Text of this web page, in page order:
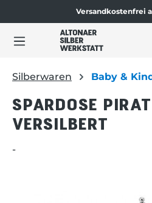
Zum Produktinhalt springen
Versandkostenfrei
Silberwaren Baby &
SPARDOSE
VERSILBERT
-